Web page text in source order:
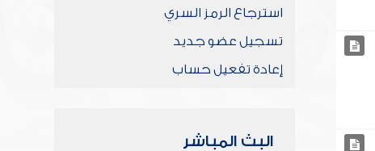
استرجاع الرمز السري
تسجيل عضو جديد
إعادة تفعيل حساب
البث المباشر